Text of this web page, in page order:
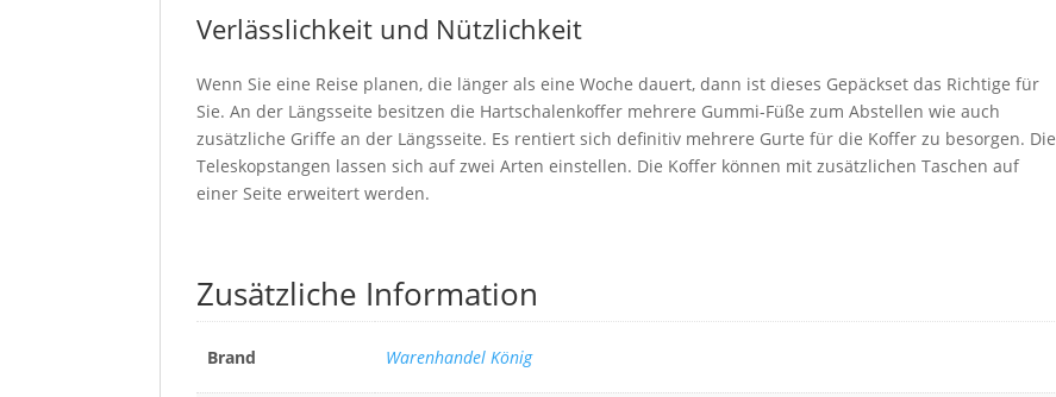
Verlässlichkeit und Nützlichkeit
Wenn Sie eine Reise planen, die länger als eine Woche dauert, dann ist dieses Gepäckset das Richtige für
Sie. An der Längsseite besitzen die Hartschalenkoffer mehrere Gummi-Füße zum Abstellen wie auch
zusätzliche Griffe an der Längsseite. Es rentiert sich definitiv mehrere Gurte für die Koffer zu besorgen. Die
Teleskopstangen lassen sich auf zwei Arten einstellen. Die Koffer können mit zusätzlichen Taschen auf
einer Seite erweitert werden.
Zusätzliche Information
Brand Warenhandel König